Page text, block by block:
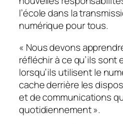
l’école dans la
numérique pour tous.
« Nous devons
réfléchir à ce qu’ils sont
lorsqu’ils utilisent le
cache derrière les
et de communications
quotidiennement».